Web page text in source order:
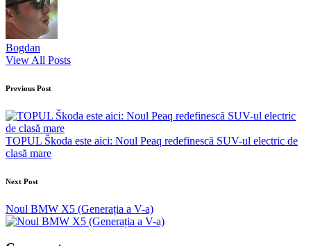
Bogdan
View All Posts
Post
navigation
Previous Post
TOPUL Škoda este aici: Noul Peaq redefinescă SUV-ul electric de
clasă mare
Next Post
Noul BMW X5 (Generația a V-a)